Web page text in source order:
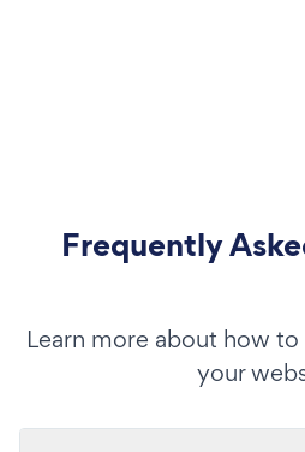
Frequently
Learn more about how
your